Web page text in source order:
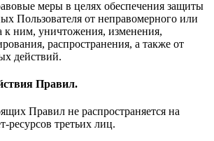
меры в целях обеспечения защиты
Пользователя от неправомерного или
к ним, уничтожения, изменения,
распространения, а также от
действий.
Правил.
Правил не распространяется на
ресурсов третьих лиц.